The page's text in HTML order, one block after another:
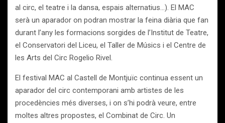
al circ, el teatre i la dansa, espais alternatius…). El MAC
serà un aparador on podran mostrar la feina diària que fan
durant l’any les formacions sorgides de l’Institut de Teatre,
el Conservatori del Liceu, el Taller de Músics i el Centre de
les Arts del Circ Rogelio Rivel.
El festival MAC al Castell de Montjuïc continua essent un
aparador del circ contemporani amb artistes de les
procedències més diverses, i on s’hi podrà veure, entre
moltes altres propostes, el Combinat de Circ. Un